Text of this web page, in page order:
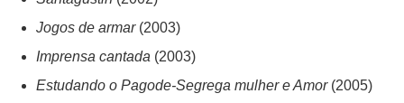
Jogos de armar (2003)
Imprensa cantada (2003)
Estudando o Pagode-Segrega mulher e Amor(2005)